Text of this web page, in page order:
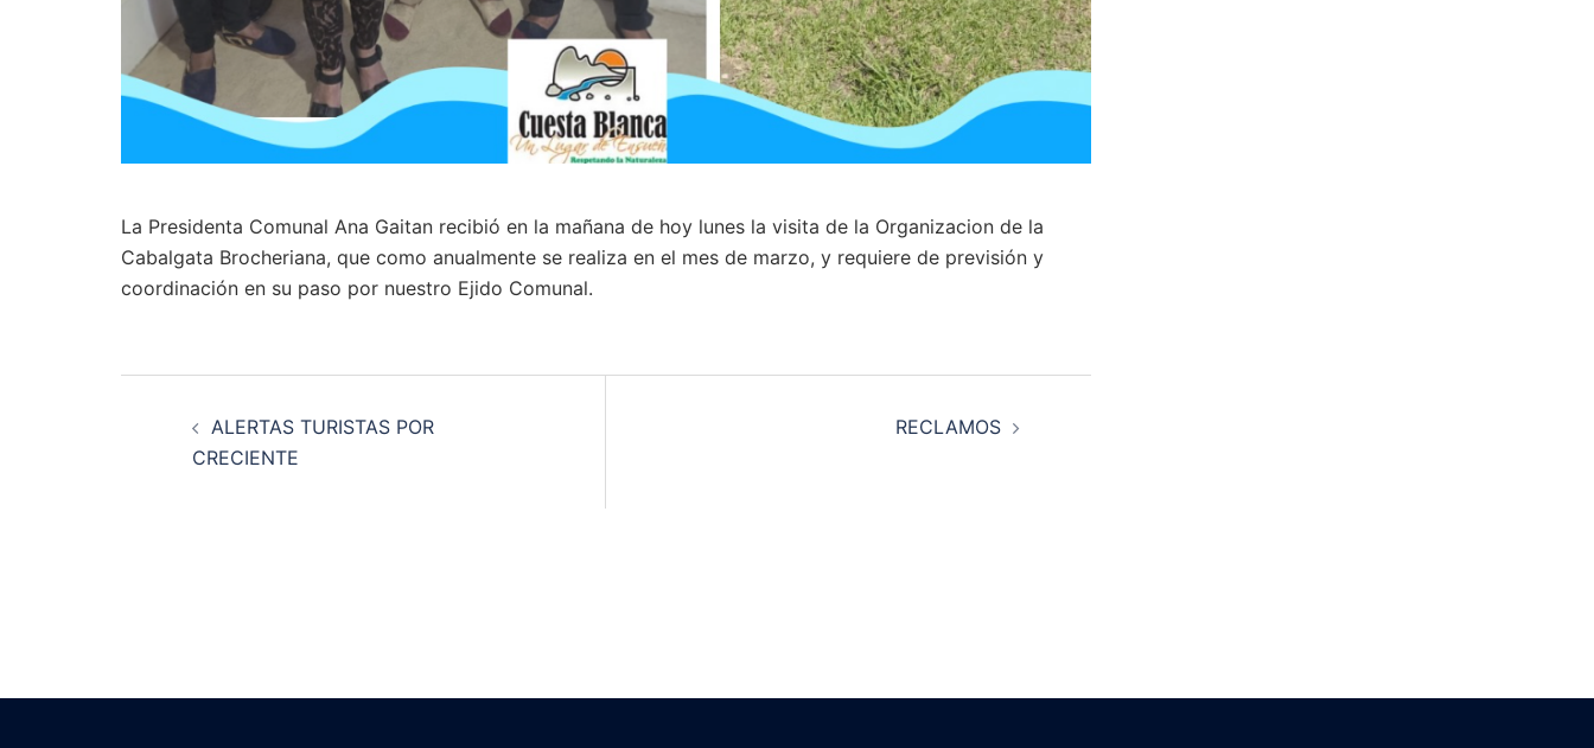
La Presidenta Comunal Ana Gaitan recibió en la mañana de hoy lunes la visita de la Organizacion de la
Cabalgata Brocheriana, que como anualmente se realiza en el mes de marzo, y requiere de previsión y
coordinación en su paso por nuestro Ejido Comunal.
ALERTAS TURISTAS POR
CRECIENTE
RECLAMOS